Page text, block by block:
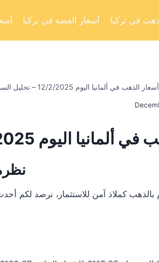
أسعار الفضة في تركيا في تركيا
أسعار الذهب في ألمانيا اليوم 12/2/2025 – تحليل السوق وفرص الاستثمار
ألمانيا اليوم 12/2/2025
بالذهب كملاذ آمن للاستثمار، نرصد لكم